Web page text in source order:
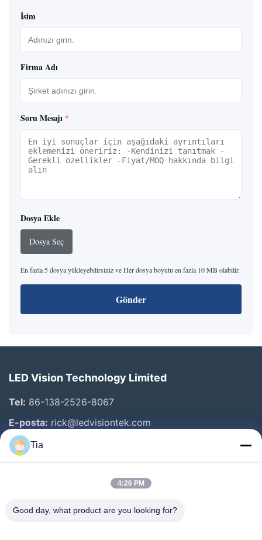
İsim
Firma Adı
Soru Mesajı *
Dosya Ekle
Dosya Seç
En fazla 5 dosya yükleyebilirsiniz ve Her dosya boyutu en fazla 10 MB olabilir.
Gönder
LED Vision Technology Limited
Tel: 86-138-2526-8067
E-posta: rick@ledvisiontek.com
Hızlı Bağlantılar
Ürün:% S
Tia
4:26 PM
Good day, what product are you looking for?